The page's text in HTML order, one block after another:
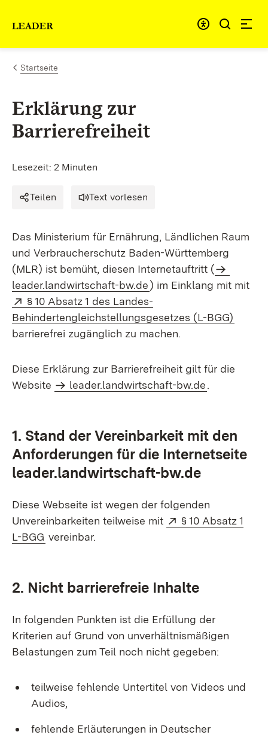
Link zur Startseite
Startseite
Erklärung zur
Barrierefreiheit
Lesezeit: 2 Minuten
Teilen Text vorlesen
Das Ministerium für Ernährung, Ländlichen Raum
und Verbraucherschutz Baden-Württemberg
(MLR) ist bemüht, diesen Internetauftritt (
leader.landwirtschaft-bw.de) im Einklang mit mit
Extern:
§ 10 Absatz 1 des Landes-
Behindertengleichstellungsgesetzes (L-BGG)
barrierefrei zugänglich zu machen.
Diese Erklärung zur Barrierefreiheit gilt für die
Website
leader.landwirtschaft-bw.de.
1. Stand der Vereinbarkeit mit den
Anforderungen für die Internetseite
leader.landwirtschaft-bw.de
Diese Webseite ist wegen der folgenden
Unvereinbarkeiten teilweise mit
Extern:
§ 10 Absatz 1
L-BGG (Öffnet in neuem Fenster)
vereinbar.
2. Nicht barrierefreie Inhalte
In folgenden Punkten ist die Erfüllung der
Kriterien auf Grund von unverhältnismäßigen
Belastungen zum Teil noch nicht gegeben:
teilweise fehlende Untertitel von Videos und
Audios,
fehlende Erläuterungen in Deutscher